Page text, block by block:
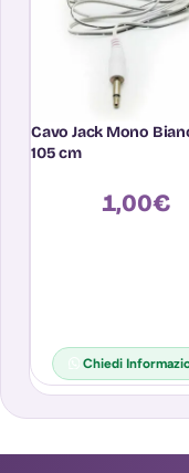
Cavo Jack Mono
105 cm
1,00€
Chiedi